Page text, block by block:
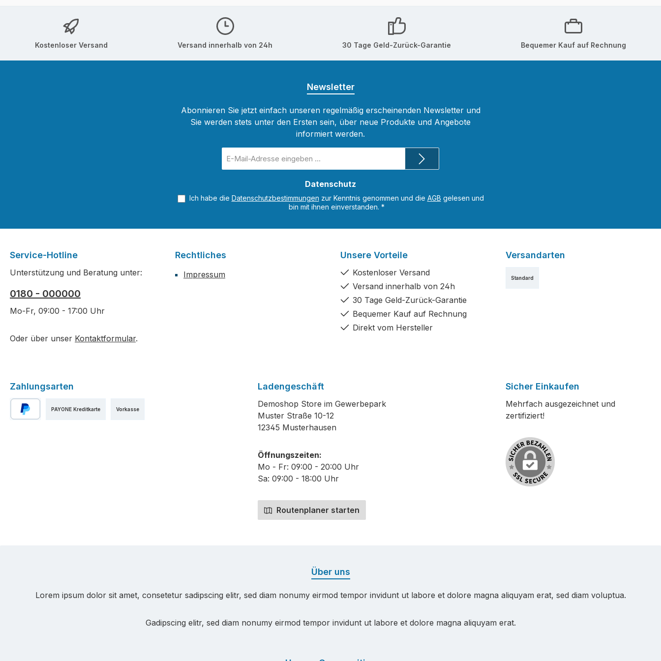
Kostenloser Versand Versand innerhalb von 24h 30 Tage Geld-Zurück-Garantie Bequemer Kauf auf Rechnung
Newsletter
Abonnieren Sie jetzt einfach unseren regelmäßig erscheinenden Newsletter und
Sie werden stets unter den Ersten sein, über neue Produkte und Angebote
informiert werden.
Mail-
Datenschutz
Ich habe die Datenschutzbestimmungen zur Kenntnis genommen und die AGB gelesen und
bin mit ihnen einverstanden. *
Service-Hotline
Unterstützung und Beratung unter:
0180 - 000000
Mo-Fr, 09:00 - 17:00 Uhr
Oder über unser Kontaktformular.
Rechtliches
Impressum
Unsere Vorteile
Kostenloser Versand
Versand innerhalb von 24h
30 Tage Geld-Zurück-Garantie
Bequemer Kauf auf Rechnung
Direkt vom Hersteller
Versandarten
Standard
Zahlungsarten
Vorkasse
PAYONE Kreditkarte
Ladengeschäft
Demoshop Store im Gewerbepark
Muster Straße 10-12
12345 Musterhausen
Öffnungszeiten:
Mo - Fr: 09:00 - 20:00 Uhr
Sa: 09:00 - 18:00 Uhr
Routenplaner starten
Sicher Einkaufen
Mehrfach ausgezeichnet und
zertifiziert!
Über uns
Lorem ipsum dolor sit amet, consetetur sadipscing elitr, sed diam nonumy eirmod tempor invidunt ut labore et dolore magna aliquyam erat, sed diam voluptua.
Gadipscing elitr, sed diam nonumy eirmod tempor invidunt ut labore et dolore magna aliquyam erat.